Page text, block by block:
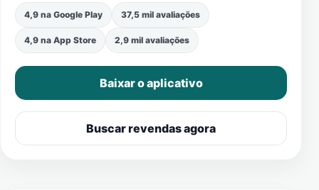
4,9 na Google Play 37,5 mil avaliações
4,9 na App Store 2,9 mil avaliações
Baixar o aplicativo
Buscar revendas agora